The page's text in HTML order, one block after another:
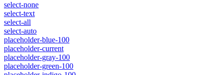
select-none
select-text
select-all
select-auto
placeholder-blue-100
placeholder-current
placeholder-gray-100
placeholder-green-100